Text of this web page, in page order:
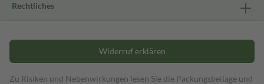
Rechtliches
Widerruf erklären
Zu Risiken und Nebenwirkungen lesen Sie die Packungsbeilage und